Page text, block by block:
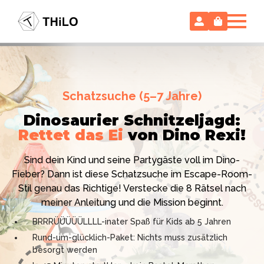
Hollywood-Action im
Kinderzimmer – ohne
Vorbereitungsstress!
Ich bin THiLO, "Dein SPIEGEL"-Bestseller-Autor und
TV-Profi (ZDF "1, 2 oder 3"). Entdecke jetzt meine
Schatzsuchen und Escape Rooms zum Sofort-
Download. Und natürlich meine Ebooks.
Schatzsuche (5–7 Jahre)
Dinosaurier Schnitzeljagd:
Rettet das Ei von Dino Rexi!
Sind dein Kind und seine Partygäste voll im Dino-
Fieber? Dann ist diese Schatzsuche im Escape-Room-
Stil genau das Richtige! Verstecke die 8 Rätsel nach
meiner Anleitung und die Mission beginnt.
BRRRÜÜÜÜÜLLLL-inater Spaß für Kids ab 5 Jahren
Rund-um-glücklich-Paket: Nichts muss zusätzlich
besorgt werden
Escape Room (ab 8 oder 12 Jahre)
Locked-up Agents: Im Labor
des Virologen
Das gab es noch nie: Verwandele dein Zuhause in ein
High-Tech Labor! Unser 24-seitiges PDF enthält alles:
Mission, Agentenausweise, Rätsel und Requisiten.
Knackt den Fall in 90 Minuten!
Kniffliger Rätselspaß für 2 bis 6 Spieler (8 - 11 oder 12–
99 Jahre)
Professionelles PDF: Agentenausweise & Schilder
inklusive